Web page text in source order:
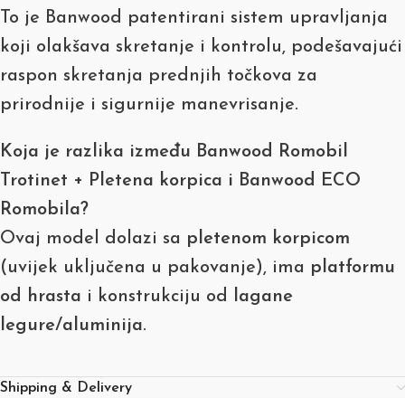
To je Banwood patentirani sistem upravljanja
koji olakšava skretanje i kontrolu, podešavajući
raspon skretanja prednjih točkova za
prirodnije i sigurnije manevrisanje.
Koja je razlika između Banwood Romobil
Trotinet + Pletena korpica i Banwood ECO
Romobila?
Ovaj model dolazi sa pletenom korpicom
(uvijek uključena u pakovanje), ima platformu
od hrasta i konstrukciju od lagane
legure/aluminija.
Shipping & Delivery